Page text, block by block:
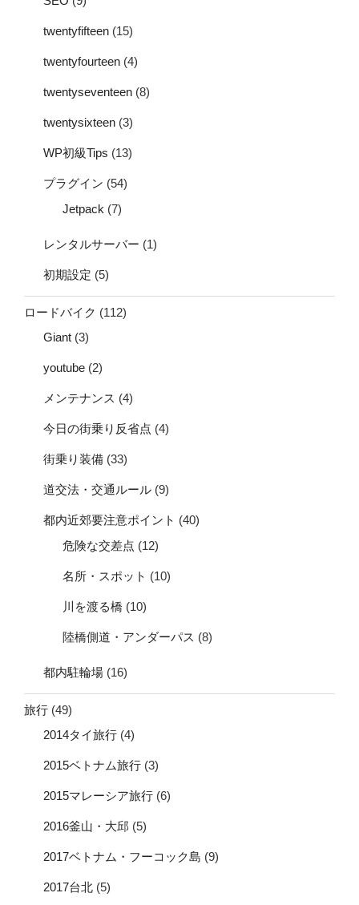
twentyfifteen (15)
twentyfourteen (4)
twentyseventeen (8)
twentysixteen (3)
WP初級Tips (13)
プラグイン (54)
Jetpack (7)
レンタルサーバー (1)
初期設定 (5)
ロードバイク (112)
Giant (3)
youtube (2)
メンテナンス (4)
今日の街乗り反省点 (4)
街乗り装備 (33)
道交法・交通ルール (9)
都内近郊要注意ポイント (40)
危険な交差点 (12)
名所・スポット (10)
川を渡る橋 (10)
陸橋側道・アンダーパス (8)
都内駐輪場 (16)
旅行 (49)
2014タイ旅行 (4)
2015ベトナム旅行 (3)
2015マレーシア旅行 (6)
2016釜山・大邱 (5)
2017ベトナム・フーコック島 (9)
2017台北 (5)